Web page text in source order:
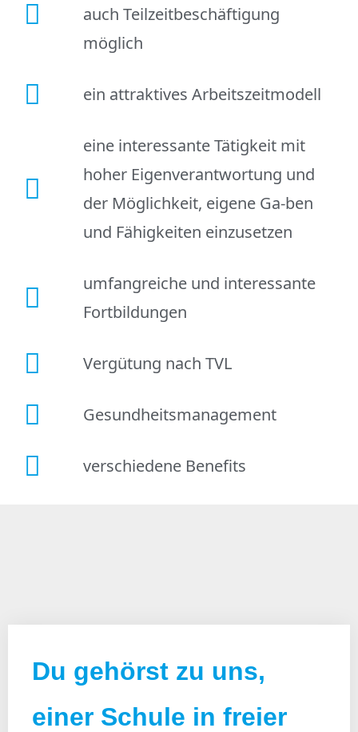
auch Teilzeitbeschäftigung
möglich
ein attraktives Arbeitszeitmodell
eine interessante Tätigkeit mit
hoher Eigenverantwortung und
der Möglichkeit, eigene Ga-ben
und Fähigkeiten einzusetzen
umfangreiche und interessante
Fortbildungen
Vergütung nach TVL
Gesundheitsmanagement
verschiedene Benefits
Du gehörst zu uns,
einer Schule in freier